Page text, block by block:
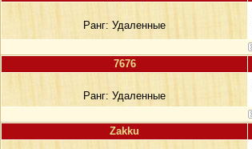
Ранг: Удаленные
7676
Ранг: Удаленные
Zakku